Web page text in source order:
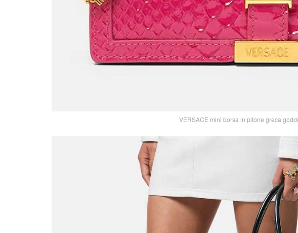
VERSACE mini borsa in pitone greca